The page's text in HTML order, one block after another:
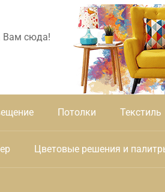
Вам сюда!
Потолки Текстиль
Цветовые решения и